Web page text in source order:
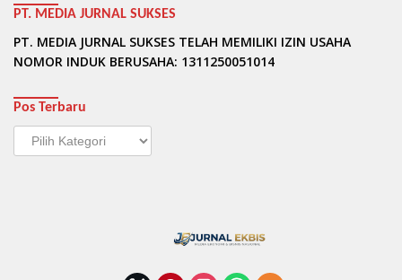
PT. MEDIA JURNAL SUKSES
PT. MEDIA JURNAL SUKSES TELAH MEMILIKI IZIN USAHA
NOMOR INDUK BERUSAHA: 1311250051014
Pos Terbaru
Pos
Terbaru